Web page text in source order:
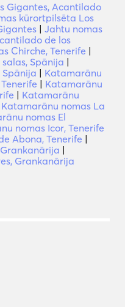
Gigantes, Acantilado
kūrortpilsēta Los
| Jahtu nomas
de los
Chirche, Tenerife |
Spānija |
Spānija | Katamarānu
| Katamarānu
| Katamarānu
Katamarānu nomas La
nomas El
nomas Icor, Tenerife
Abona, Tenerife |
|
Grankanārija